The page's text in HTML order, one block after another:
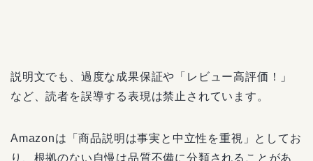
説明文でも、過度な成果保証や「レビュー高評価！」
など、読者を誤導する表現は禁止されています。
Amazonは「商品説明は事実と中立性を重視」としてお
り、根拠のない自慢は品質不備に分類されることがあ